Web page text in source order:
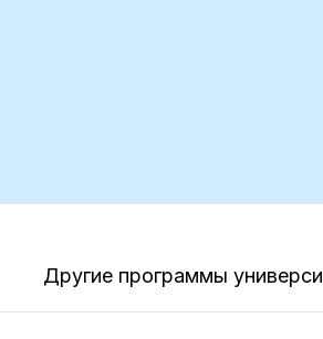
Другие программы